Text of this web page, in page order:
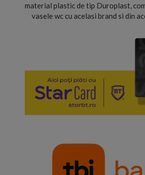
material plastic de tip Duroplast,
vasele wc cu acelasi brand si din